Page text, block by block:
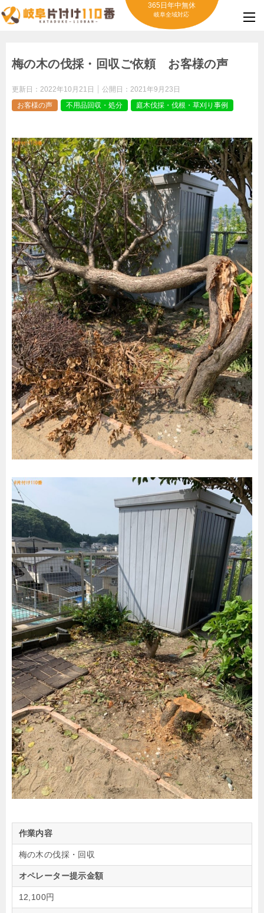
365日年中無休
岐阜全域対応
梅の木の伐採・回収ご依頼 お客様の声
更新日： 2022年10月21日 公開日： 2021年9月23日
お客様の声
不用品回収・処分 庭木伐採・伐根・草刈り事例
作業内容
梅の木の伐採・回収
オペレーター提示金額
12,100円